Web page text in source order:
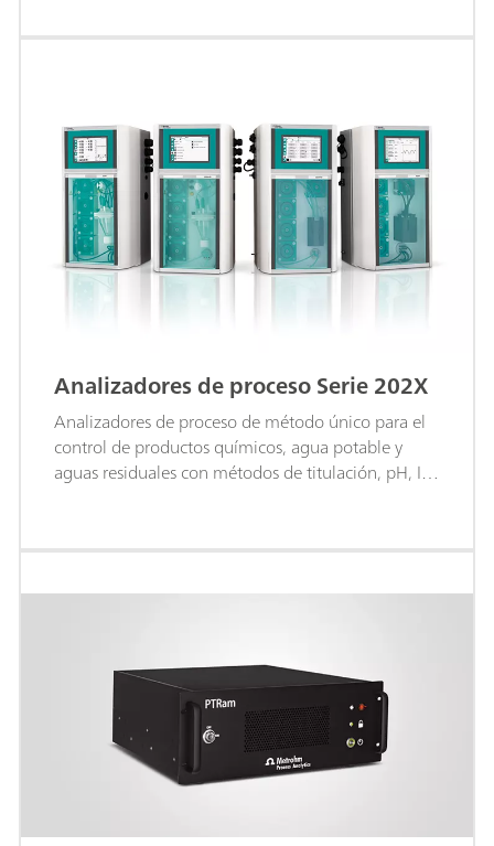
Analizadores de proceso Serie 202X
Analizadores de proceso de método único para el
control de productos químicos, agua potable y
aguas residuales con métodos de titulación, pH, ISE